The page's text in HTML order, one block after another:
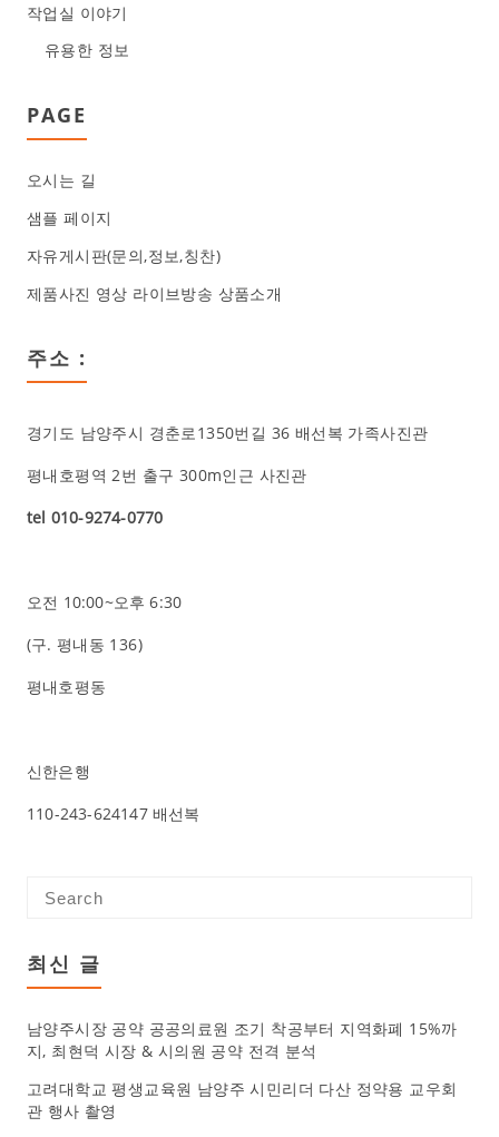
작업실 이야기
유용한 정보
PAGE
오시는 길
샘플 페이지
자유게시판(문의,정보,칭찬)
제품사진 영상 라이브방송 상품소개
주소 :
경기도 남양주시 경춘로1350번길 36 배선복 가족사진관
평내호평역 2번 출구 300m인근 사진관
tel 010-9274-0770
오전 10:00~오후 6:30
(구. 평내동 136)
평내호평동
신한은행
110-243-624147 배선복
최신 글
남양주시장 공약 공공의료원 조기 착공부터 지역화폐 15%까
지, 최현덕 시장 & 시의원 공약 전격 분석
고려대학교 평생교육원 남양주 시민리더 다산 정약용 교우회
관 행사 촬영